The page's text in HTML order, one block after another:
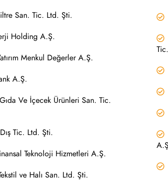
San. Tic. Ltd. Şti.
Holding A.Ş.
Menkul Değerler A.Ş.
A.Ş.
Ve İçecek Ürünleri San. Tic.
Tic. Ltd. Şti.
Teknoloji Hizmetleri A.Ş.
ve Halı San. Ltd. Şti.